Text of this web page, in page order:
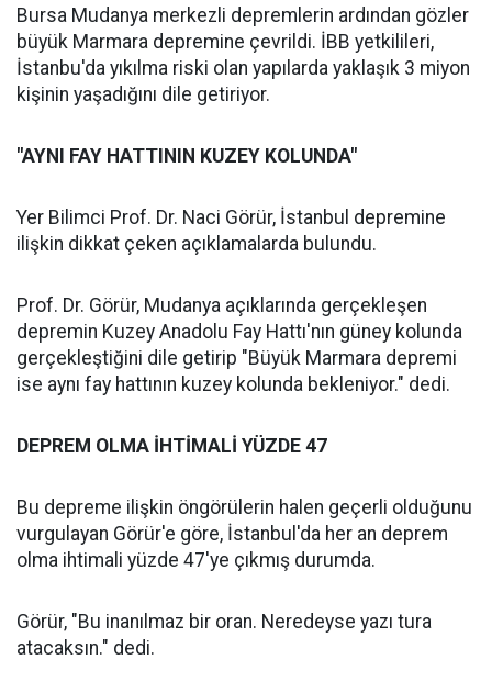
Bursa Mudanya merkezli depremlerin ardından gözler
büyük Marmara depremine çevrildi. İBB yetkilileri,
İstanbu'da yıkılma riski olan yapılarda yaklaşık 3 miyon
kişinin yaşadığını dile getiriyor.
"AYNI FAY HATTININ KUZEY KOLUNDA"
Yer Bilimci Prof. Dr. Naci Görür, İstanbul depremine
ilişkin dikkat çeken açıklamalarda bulundu.
Prof. Dr. Görür, Mudanya açıklarında gerçekleşen
depremin Kuzey Anadolu Fay Hattı'nın güney kolunda
gerçekleştiğini dile getirip "Büyük Marmara depremi
ise aynı fay hattının kuzey kolunda bekleniyor." dedi.
DEPREM OLMA İHTİMALİ YÜZDE 47
Bu depreme ilişkin öngörülerin halen geçerli olduğunu
vurgulayan Görür'e göre, İstanbul'da her an deprem
olma ihtimali yüzde 47'ye çıkmış durumda.
Görür, "Bu inanılmaz bir oran. Neredeyse yazı tura
atacaksın." dedi.